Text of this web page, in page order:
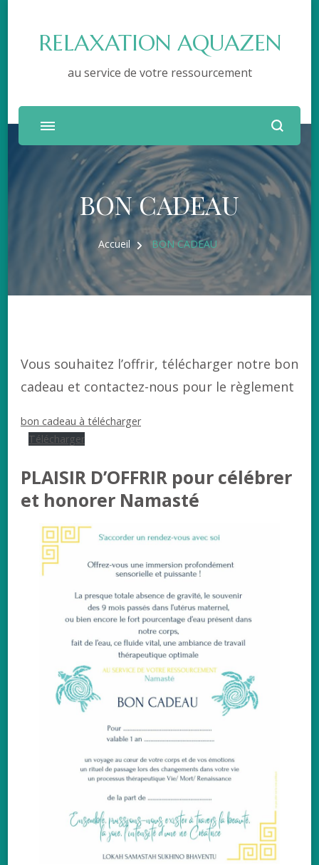
RELAXATION AQUAZEN
au service de votre ressourcement
BON CADEAU
Accueil BON CADEAU
Vous souhaitez l’offrir, télécharger notre bon
cadeau et contactez-nous pour le règlement
bon cadeau à télécharger
Télécharger
PLAISIR D’OFFRIR pour célébrer
et honorer Namasté